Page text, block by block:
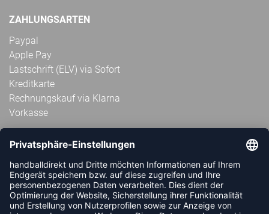
ZAHLUNGSARTEN
Paypal
Apple Pay
Lastschrift (ELV) via Sofort
Kreditkarte
Rechnungskauf via Klarna
Vorkasse
ABONNIERE JETZT DEN KOSTENLOSEN
HANDBALLDIREKT-NEWSLETTER UND VERPASSE KEINE
NEUIGKEIT ODER AKTION MEHR.
JETZT ANMELDEN